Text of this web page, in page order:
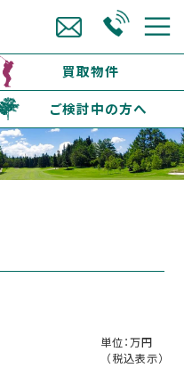
買取物件
ご検討中の方へ
単位：万円
（税込表示）